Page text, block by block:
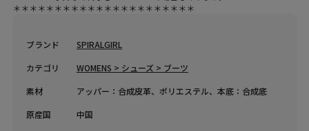
＊＊＊＊＊＊＊＊＊＊＊＊＊＊＊＊＊＊＊＊＊＊
ブランド
SPIRALGIRL
カテゴリ
WOMENS > シューズ > ブーツ
素材
アッパー：合成皮革、ポリエステル、本底：合成底
原産国
中国